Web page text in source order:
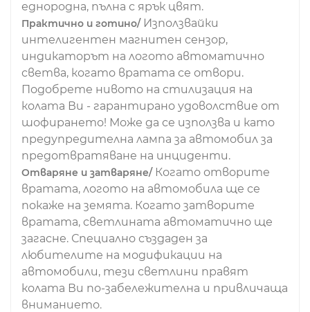
еднородна, пълна с ярък цвят.
Практично и готино/ Използвайки
интелигентен магнитен сензор,
индикаторът на логото автоматично
светва, когато вратата се отвори.
Подобрете нивото на стилизация на
колата Ви - гарантирано удоволствие от
шофирането! Може да се използва и като
предупредителна лампа за автомобил за
предотвратяване на инциденти.
Отваряне и затваряне/Когато отворите
вратата, логото на автомобила ще се
покаже на земята. Когато затворите
вратата, светлината автоматично ще
загасне. Специално създаден за
любителите на модификации на
автомобили, тези светлини правят
колата Ви по-забележителна и привличаща
вниманието.